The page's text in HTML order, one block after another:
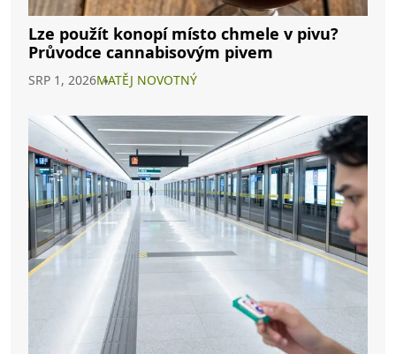
Lze použít konopí místo chmele v pivu?
Průvodce cannabisovým pivem
SRP 1, 2026MATĚJ NOVOTNÝ